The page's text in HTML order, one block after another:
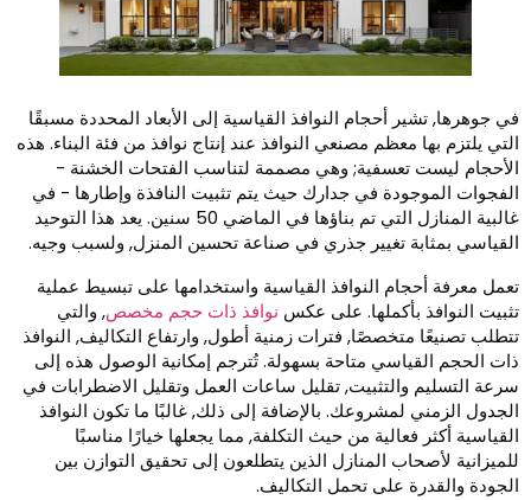
جوهرها, تشير أحجام النوافذ القياسية إلى الأبعاد المحددة مسبقًا
يلتزم بها معظم مصنعي النوافذ عند إنتاج نوافذ من فئة البناء. هذه
ليست تعسفية; وهي مصممة لتناسب الفتحات الخشنة -
الموجودة في جدارك حيث يتم تثبيت النافذة وإطارها - في
غالبية المنازل التي تم بناؤها في الماضي 50 سنين. يعد هذا التوحيد
بمثابة تغيير جذري في صناعة تحسين المنزل, ولسبب وجيه.
معرفة أحجام النوافذ القياسية واستخدامها على تبسيط عملية
النوافذ بأكملها. على عكسنوافذ ذات حجم مخصص, والتي
تصنيعًا متخصصًا, فترات زمنية أطول, وارتفاع التكاليف, النوافذ
الحجم القياسي متاحة بسهولة. تُترجم إمكانية الوصول هذه إلى
التسليم والتثبيت, تقليل ساعات العمل وتقليل الاضطرابات في
الزمني لمشروعك. بالإضافة إلى ذلك, غالبًا ما تكون النوافذ
أكثر فعالية من حيث التكلفة, مما يجعلها خيارًا مناسبًا
لأصحاب المنازل الذين يتطلعون إلى تحقيق التوازن بين
والقدرة على تحمل التكاليف.